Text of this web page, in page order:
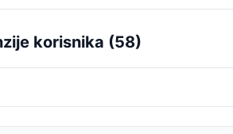
korisnika (58)